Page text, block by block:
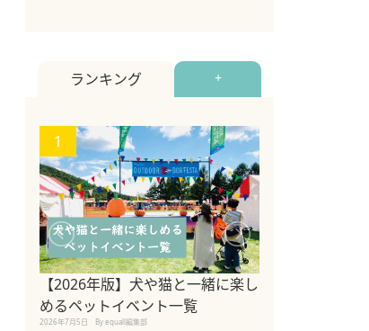
ランキング +
1
【2026年版】犬や猫と一緒に楽し
めるペットイベント一覧
2026年7月5日 By equall編集部